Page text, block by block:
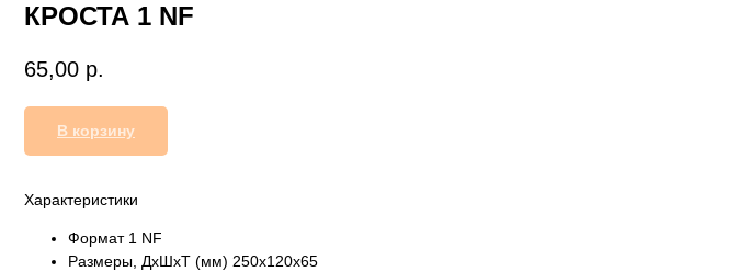
КРОСТА 1 NF
65,00 р.
В корзину
Характеристики
Формат 1 NF
Размеры, ДхШхТ (мм) 250х120х65